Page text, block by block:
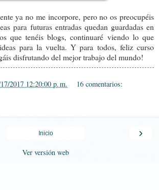
ya no me incorpore, pero no os preocupéis
para futuras entradas quedan guardadas en
que tenéis blogs, continuaré viendo lo que
para la vuelta. Y para todos, feliz curso
disfrutando del mejor trabajo del mundo!
2017 12:20:00 p. m. 16 comentarios:
›
Inicio
Ver versión web